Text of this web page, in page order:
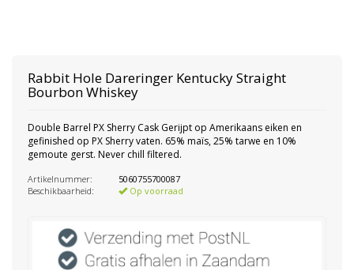
Rabbit Hole Dareringer Kentucky Straight
Bourbon Whiskey
Double Barrel PX Sherry Cask Gerijpt op Amerikaans eiken en
gefinished op PX Sherry vaten. 65% maïs, 25% tarwe en 10%
gemoute gerst. Never chill filtered.
Artikelnummer:
5060755700087
Beschikbaarheid:
Op voorraad